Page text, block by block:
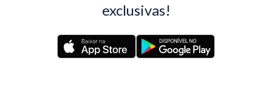
exclusivas!